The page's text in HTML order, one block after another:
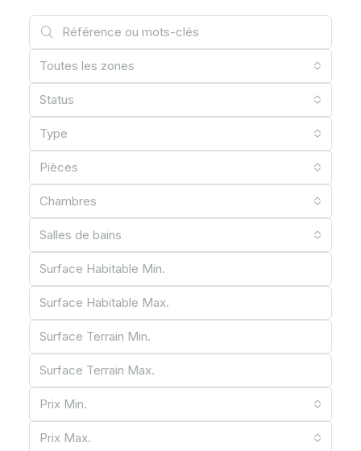
Toutes les zones
Status
Type
Pièces
Chambres
Salles de bains
Prix ​​Min.
Prix Max.